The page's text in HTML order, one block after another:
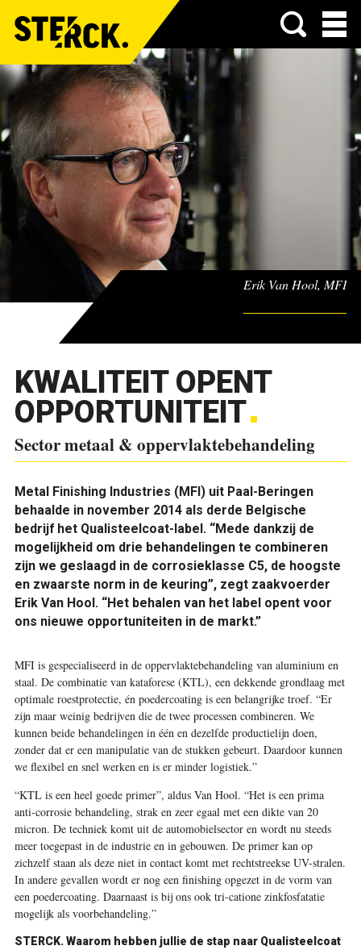
Menu
Erik Van Hool, MFI
KWALITEIT OPENT
OPPORTUNITEIT
Sector metaal & oppervlaktebehandeling
Metal Finishing Industries (MFI) uit Paal-Beringen
behaalde in november 2014 als derde Belgische
bedrijf het Qualisteelcoat-label. “Mede dankzij de
mogelijkheid om drie behandelingen te combineren
zijn we geslaagd in de corrosieklasse C5, de hoogste
en zwaarste norm in de keuring”, zegt zaakvoerder
Erik Van Hool. “Het behalen van het label opent voor
ons nieuwe opportuniteiten in de markt.”
MFI is gespecialiseerd in de oppervlaktebehandeling van aluminium en
staal. De combinatie van kataforese (KTL), een dekkende grondlaag met
optimale roestprotectie, én poedercoating is een belangrijke troef. “Er
zijn maar weinig bedrijven die de twee processen combineren. We
kunnen beide behandelingen in één en dezelfde productielijn doen,
zonder dat er een manipulatie van de stukken gebeurt. Daardoor kunnen
we flexibel en snel werken en is er minder logistiek.”
“KTL is een heel goede primer”, aldus Van Hool. “Het is een prima
anti-corrosie behandeling, strak en zeer egaal met een dikte van 20
micron. De techniek komt uit de automobielsector en wordt nu steeds
meer toegepast in de industrie en in gebouwen. De primer kan op
zichzelf staan als deze niet in contact komt met rechtstreekse UV-stralen.
In andere gevallen wordt er nog een finishing opgezet in de vorm van
een poedercoating. Daarnaast is bij ons ook tri-catione zinkfosfatatie
mogelijk als voorbehandeling.”
STERCK. Waarom hebben jullie de stap naar Qualisteelcoat